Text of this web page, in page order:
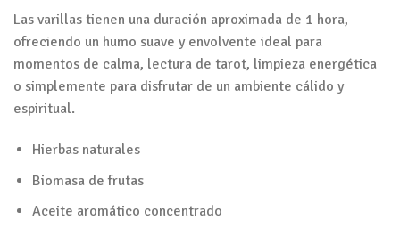
Las varillas tienen una duración aproximada de 1 hora,
ofreciendo un humo suave y envolvente ideal para
momentos de calma, lectura de tarot, limpieza energética
o simplemente para disfrutar de un ambiente cálido y
espiritual.
Hierbas naturales
Biomasa de frutas
Aceite aromático concentrado